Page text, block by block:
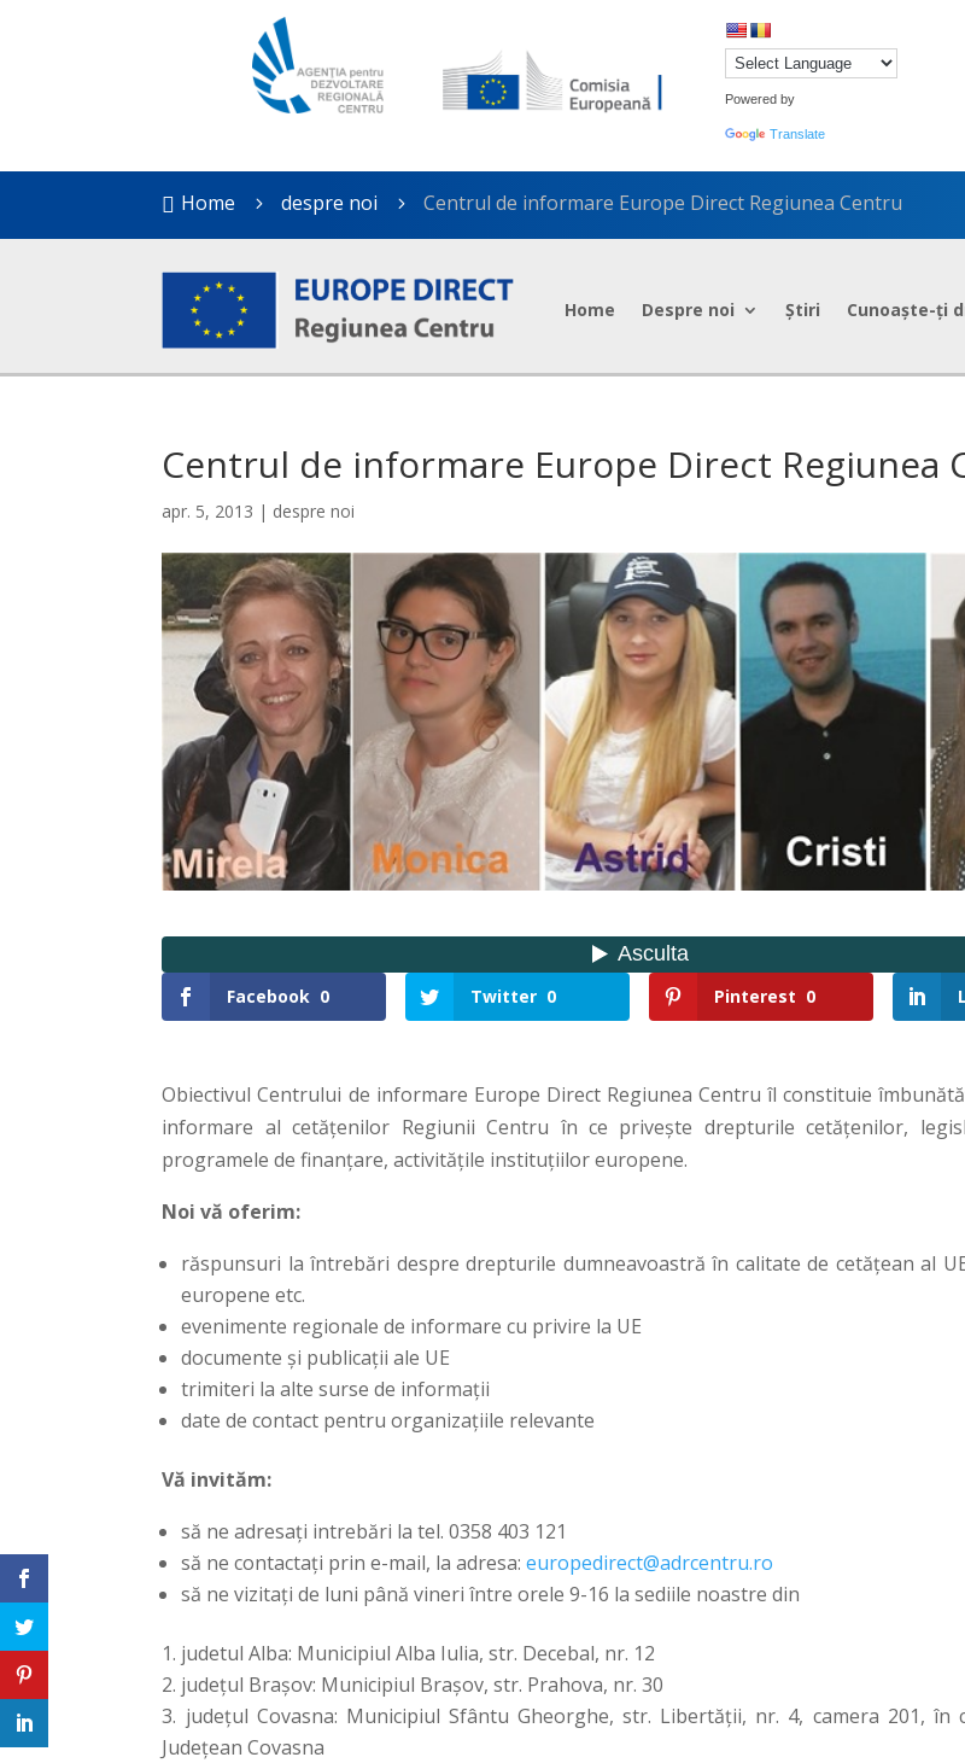
Powered by
Translate
 Home 5 despre noi 5 Centrul de informare Europe Direct Regiunea Centru
Home Despre noi Știri Cunoaște-ți
Centrul de informare Europe Direct Regiunea
apr. 5, 2013 | despre noi
Facebook 0 Twitter 0 Pinterest 0
Obiectivul Centrului de informare Europe Direct Regiunea Centru îl constituie
informare al cetăţenilor Regiunii Centru în ce priveşte drepturile cetăţenilor,
programele de finanţare, activităţile instituţiilor europene.
Noi vă oferim:
răspunsuri la întrebări despre drepturile dumneavoastră în calitate de cetăţean al
europene etc.
evenimente regionale de informare cu privire la UE
documente şi publicaţii ale UE
trimiteri la alte surse de informaţii
date de contact pentru organizaţiile relevante
Vă invităm:
să ne adresaţi intrebări la tel. 0358 403 121
să ne contactaţi prin e-mail, la adresa:europedirect@adrcentru.ro
să ne vizitaţi de luni până vineri între orele 9-16 la sediile noastre din
judetul Alba: Municipiul Alba Iulia, str. Decebal, nr. 12
judeţul Braşov: Municipiul Braşov, str. Prahova, nr. 30
judeţul Covasna: Municipiul Sfântu Gheorghe, str. Libertăţii, nr. 4, camera 201, în
Judeţean Covasna